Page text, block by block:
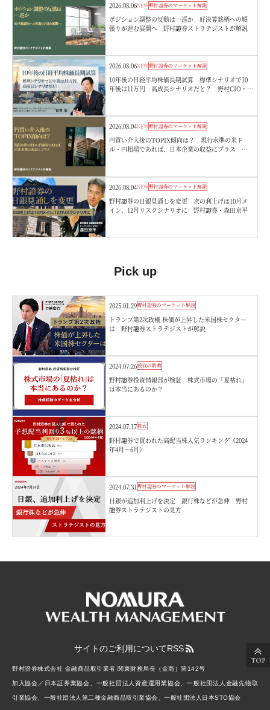
2026.08.06NEW野村證券のマーケット解説
ポジション調整の反動は一巡か 好決算銘柄への順
張りが進む展開へ 野村證券ストラテジストが解説
2026.08.06NEW野村證券のマーケット解説
10年後の日経平均株価長期試算 標準シナリオで10
年後は11万円 高成長シナリオだと？ 野村CIO・宮
2026.08.04NEW野村證券のマーケット解説
円買い介入後のTOPIX傾向は？ 現行水準の米ド
ル・円相場であれば、日本企業の収益にプラス 野
2026.08.04NEW野村證券のマーケット解説
野村證券の日銀見通しを変更 次の利上げは10月メ
イン、12月リスクシナリオに 野村證券・森田京平
Pick up
2025.01.29野村證券のマーケット解説
トランプ第2次政権 株価が上昇した米国株セクター
は 野村證券ストラテジストが解説
2024.07.26投資の教養
野村證券投資情報部が検証 株式市場の「夏枯れ」
は本当にあるのか？
2024.07.17株式
野村證券で買われた高配当株人気ランキング（2024
年4月～6月）
2024.07.31 野村證券のマーケット解説
日銀が追加利上げを決定 銀行株などが急伸 野村
證券ストラテジストの見方
サイトのご利用についてRSS
野村證券株式会社 金融商品取引業者 関東財務局長（金商）第142号
加入協会／日本証券業協会、一般社団法人資産運用業協会、一般社団法人金融先物取
引業協会、一般社団法人第二種金融商品取引業協会、一般社団法人日本STO協会